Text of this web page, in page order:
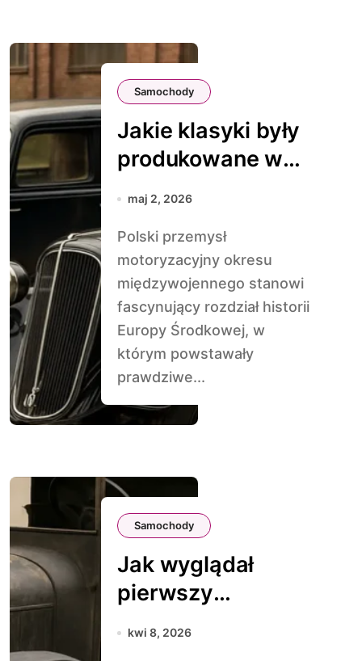
Samochody
Jakie klasyki były
produkowane w
Polsce przed
maj 2, 2026
Polski przemysł
motoryzacyjny okresu
międzywojennego stanowi
fascynujący rozdział historii
Europy Środkowej, w
którym powstawały
prawdziwe...
Samochody
Jak wyglądał
pierwszy
samochód
kwi 8, 2026